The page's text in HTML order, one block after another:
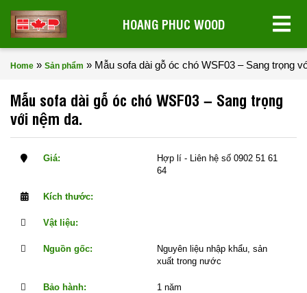
HOANG PHUC WOOD
Home » Sản phẩm » Mẫu sofa dài gỗ óc chó WSF03 – Sang trọng
Mẫu sofa dài gỗ óc chó WSF03 – Sang trọng
với nệm da.
Giá:
Hợp lí - Liên hệ số 0902 51 61
64
Kích thước:
Vật liệu:
Nguồn gốc:
Nguyên liệu nhập khẩu, sản
xuất trong nước
Bảo hành: 1 năm